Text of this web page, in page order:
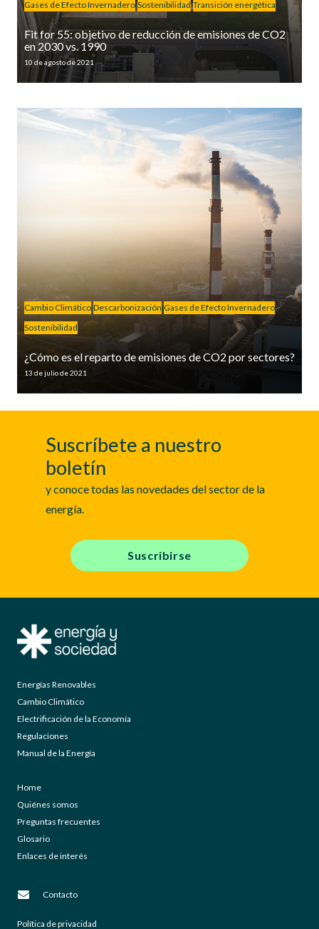
Gases de Efecto Invernadero Sostenibilidad Transición energética
Fit for 55: objetivo de reducción de emisiones de CO2
en 2030 vs. 1990
10 de agosto de 2021
Cambio Climático Descarbonización Gases de Efecto Invernadero
Sostenibilidad
¿Cómo es el reparto de emisiones de CO2 por sectores?
13 de julio de 2021
Suscríbete a nuestro
boletín
y conoce todas las novedades del sector de la
energía.
Suscribirse
Energías Renovables
Cambio Climático
Electrificación de la Economía
Regulaciones
Manual de la Energía
Home
Quiénes somos
Preguntas frecuentes
Glosario
Enlaces de interés
Contacto
Política de privacidad